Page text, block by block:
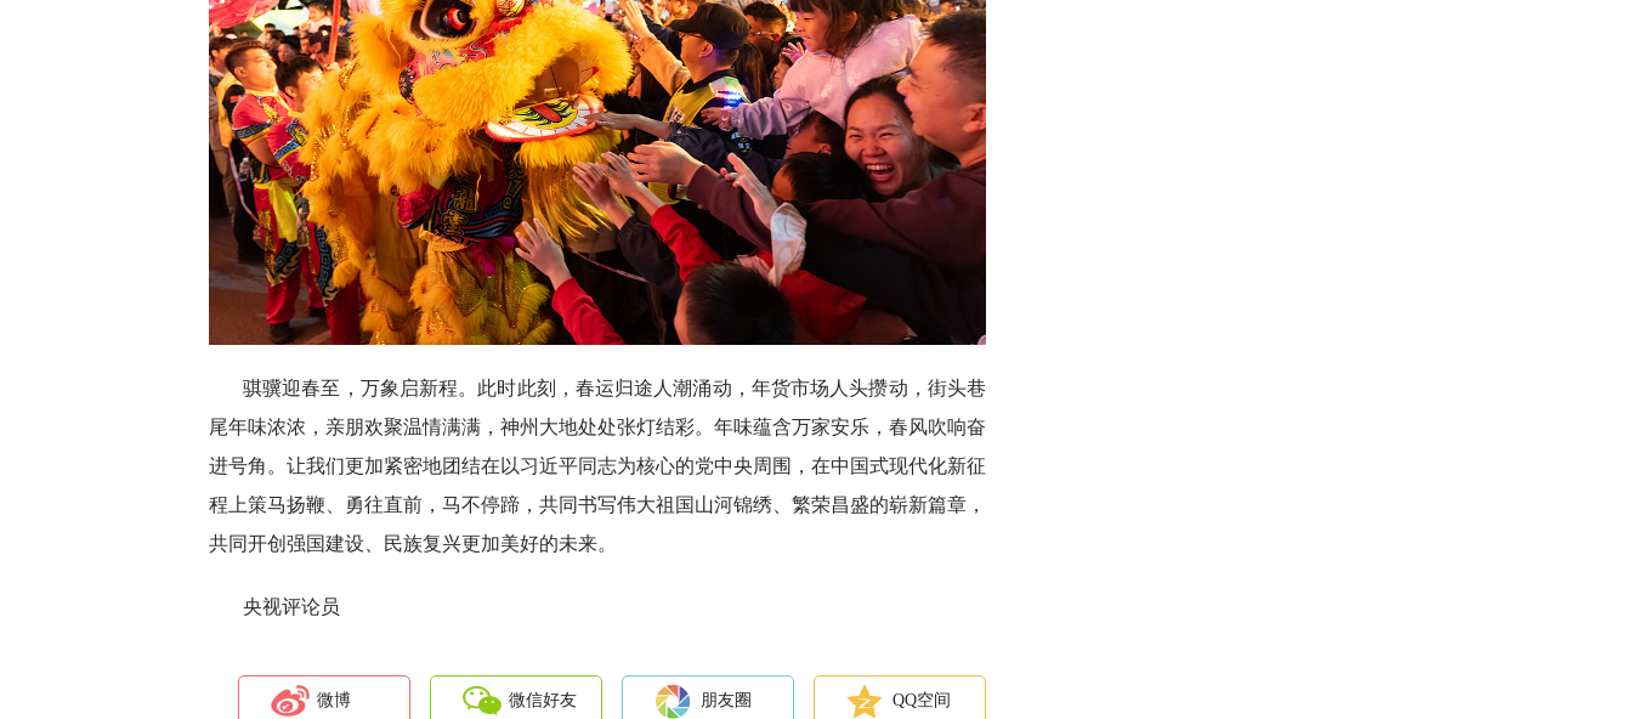
骐骥迎春至，万象启新程。此时此刻，春运归途人潮涌动，年货市场人头攒动，街头巷
尾年味浓浓，亲朋欢聚温情满满，神州大地处处张灯结彩。年味蕴含万家安乐，春风吹响奋
进号角。让我们更加紧密地团结在以习近平同志为核心的党中央周围，在中国式现代化新征
程上策马扬鞭、勇往直前，马不停蹄，共同书写伟大祖国山河锦绣、繁荣昌盛的崭新篇章，
共同开创强国建设、民族复兴更加美好的未来。
央视评论员
微博 微信好友 朋友圈 QQ空间